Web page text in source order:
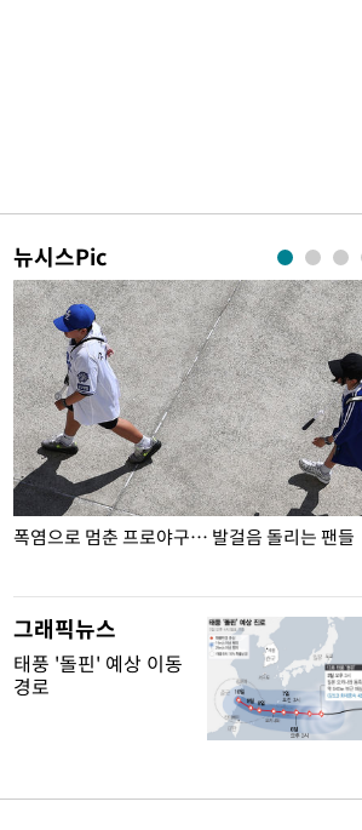
뉴시스Pic
폭염으로 멈춘 프로야구… 발걸음 돌리는 팬들
그래픽뉴스
태풍 '돌핀' 예상 이동
경로